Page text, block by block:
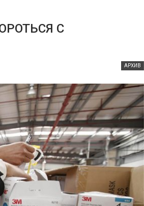
С
АРХИВ